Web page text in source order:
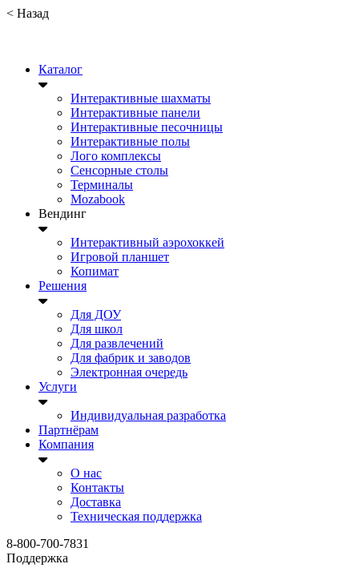
< Назад
Каталог
Интерактивные шахматы
Интерактивные панели
Интерактивные песочницы
Интерактивные полы
Лого комплексы
Сенсорные столы
Терминалы
Mozabook
Вендинг
Интерактивный аэрохоккей
Игровой планшет
Копимат
Решения
Для ДОУ
Для школ
Для развлечений
Для фабрик и заводов
Электронная очередь
Услуги
Индивидуальная разработка
Партнёрам
Компания
О нас
Контакты
Доставка
Техническая поддержка
8-800-700-7831
Поддержка